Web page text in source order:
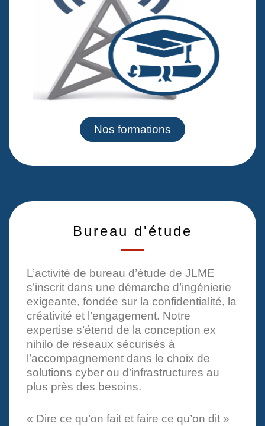
Nos formations
Bureau d'étude
L’activité de bureau d’étude de JLME
s’inscrit dans une démarche d’ingénierie
exigeante, fondée sur la confidentialité, la
créativité et l’engagement. Notre
expertise s’étend de la conception ex
nihilo de réseaux sécurisés à
l’accompagnement dans le choix de
solutions cyber ou d’infrastructures au
plus près des besoins.
« Dire ce qu’on fait et faire ce qu’on dit »